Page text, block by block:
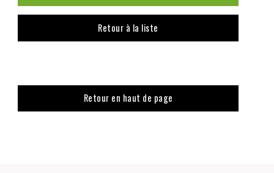
Retour à la liste
Retour en haut de page